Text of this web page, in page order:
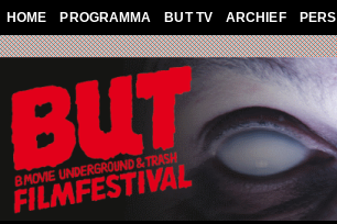
Overslaan en naar de algemene inhoud gaan
HOME PROGRAMMA BUT TV ARCHIEF PERS